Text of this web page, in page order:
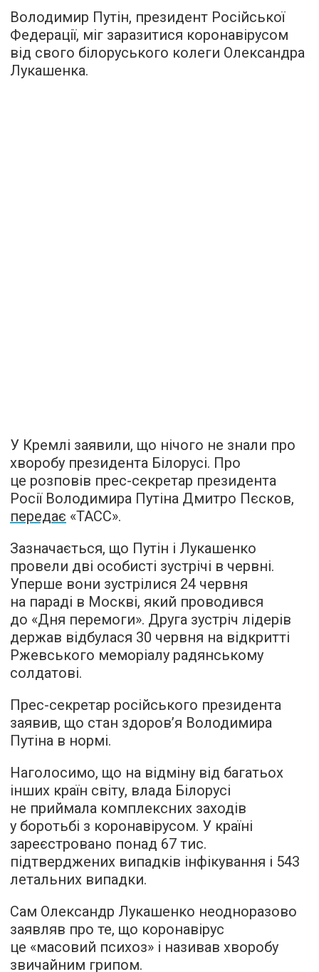
Володимир Путін, президент Російської
Федерації, міг заразитися коронавірусом
від свого білоруського колеги Олександра
Лукашенка.
У Кремлі заявили, що нічого не знали про
хворобу президента Білорусі. Про
це розповів прес-секретар президента
Росії Володимира Путіна Дмитро Пєсков,
передає «ТАСС».
Зазначається, що Путін і Лукашенко
провели дві особисті зустрічі в червні.
Уперше вони зустрілися 24 червня
на параді в Москві, який проводився
до «Дня перемоги». Друга зустріч лідерів
держав відбулася 30 червня на відкритті
Ржевського меморіалу радянському
солдатові.
Прес-секретар російського президента
заявив, що стан здоров’я Володимира
Путіна в нормі.
Наголосимо, що на відміну від багатьох
інших країн світу, влада Білорусі
не приймала комплексних заходів
у боротьбі з коронавірусом. У країні
зареєстровано понад 67 тис.
підтверджених випадків інфікування і 543
летальних випадки.
Сам Олександр Лукашенко неодноразово
заявляв про те, що коронавірус
це «масовий психоз» і називав хворобу
звичайним грипом.